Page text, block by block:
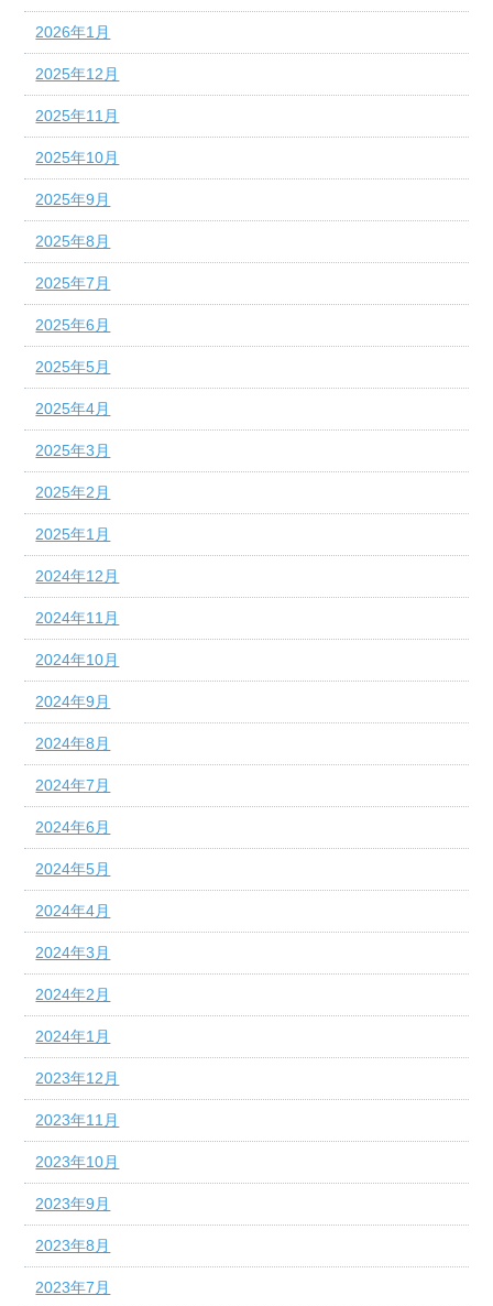
2026年1月
2025年12月
2025年11月
2025年10月
2025年9月
2025年8月
2025年7月
2025年6月
2025年5月
2025年4月
2025年3月
2025年2月
2025年1月
2024年12月
2024年11月
2024年10月
2024年9月
2024年8月
2024年7月
2024年6月
2024年5月
2024年4月
2024年3月
2024年2月
2024年1月
2023年12月
2023年11月
2023年10月
2023年9月
2023年8月
2023年7月